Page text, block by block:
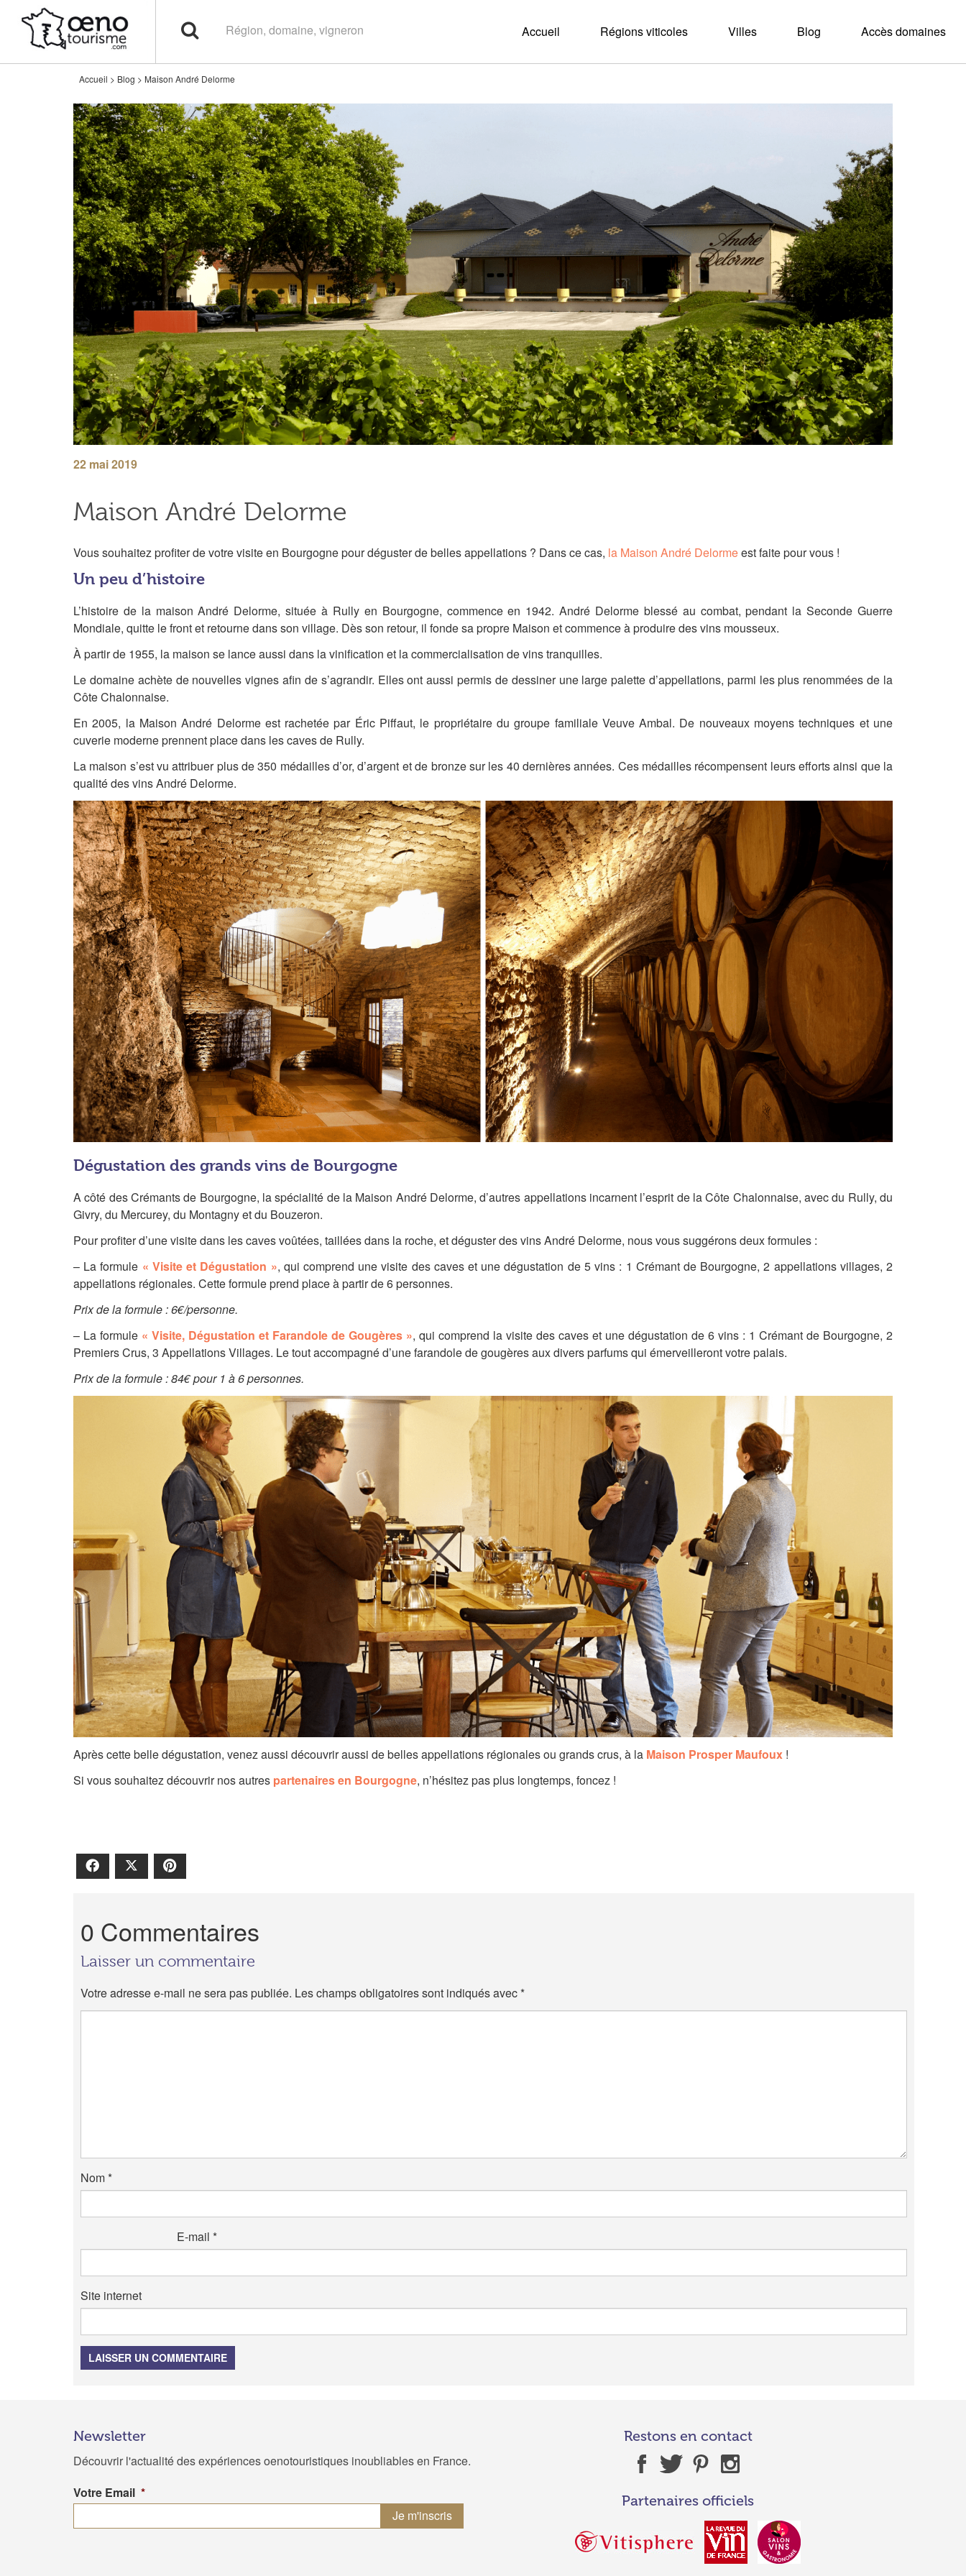
Accueil Régions viticoles Villes Blog Accès domaines
Accueil > Blog > Maison André Delorme
22 mai 2019
Maison André Delorme
Vous souhaitez profiter de votre visite en Bourgogne pour déguster de belles appellations ? Dans ce cas, la Maison André Delormeest faite pour vous !
Un peu d’histoire
L’histoire de la maison André Delorme, située à Rully en Bourgogne, commence en 1942. André Delorme blessé au combat, pendant la Seconde Guerre
Mondiale, quitte le front et retourne dans son village. Dès son retour, il fonde sa propre Maison et commence à produire des vins mousseux.
À partir de 1955, la maison se lance aussi dans la vinification et la commercialisation de vins tranquilles.
Le domaine achète de nouvelles vignes afin de s’agrandir. Elles ont aussi permis de dessiner une large palette d’appellations, parmi les plus renommées de la
Côte Chalonnaise.
En 2005, la Maison André Delorme est rachetée par Éric Piffaut, le propriétaire du groupe familiale Veuve Ambal. De nouveaux moyens techniques et une
cuverie moderne prennent place dans les caves de Rully.
La maison s’est vu attribuer plus de 350 médailles d’or, d’argent et de bronze sur les 40 dernières années. Ces médailles récompensent leurs efforts ainsi que la
qualité des vins André Delorme.
Dégustation des grands vins de Bourgogne
A côté des Crémants de Bourgogne, la spécialité de la Maison André Delorme, d’autres appellations incarnent l’esprit de la Côte Chalonnaise, avec du Rully, du
Givry, du Mercurey, du Montagny et du Bouzeron.
Pour profiter d’une visite dans les caves voûtées, taillées dans la roche, et déguster des vins André Delorme, nous vous suggérons deux formules :
– La formule « Visite et Dégustation », qui comprend une visite des caves et une dégustation de 5 vins : 1 Crémant de Bourgogne, 2 appellations villages, 2
appellations régionales. Cette formule prend place à partir de 6 personnes.
Prix de la formule : 6€/personne.
– La formule « Visite, Dégustation et Farandole de Gougères », qui comprend la visite des caves et une dégustation de 6 vins : 1 Crémant de Bourgogne, 2
Premiers Crus, 3 Appellations Villages. Le tout accompagné d’une farandole de gougères aux divers parfums qui émerveilleront votre palais.
Prix de la formule : 84€ pour 1 à 6 personnes.
Après cette belle dégustation, venez aussi découvrir aussi de belles appellations régionales ou grands crus, à la Maison Prosper Maufoux !
Si vous souhaitez découvrir nos autres partenaires en Bourgogne, n’hésitez pas plus longtemps, foncez !
Facebook
0 Commentaires
Laisser un commentaire
Votre adresse e-mail ne sera pas publiée. Les champs obligatoires sont indiqués avec*
Nom*
E-mail *
Site internet
LAISSER UN COMMENTAIRE
Newsletter
Découvrir l'actualité des expériences oenotouristiques inoubliables en France.
Votre Email *
Restons en contact
Partenaires officiels